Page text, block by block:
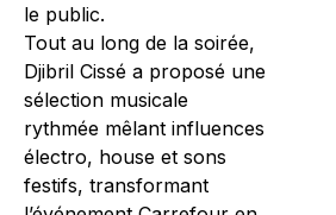
le public.
Tout au long de la soirée,
Djibril Cissé a proposé une
sélection musicale
rythmée mêlant influences
électro, house et sons
festifs, transformant